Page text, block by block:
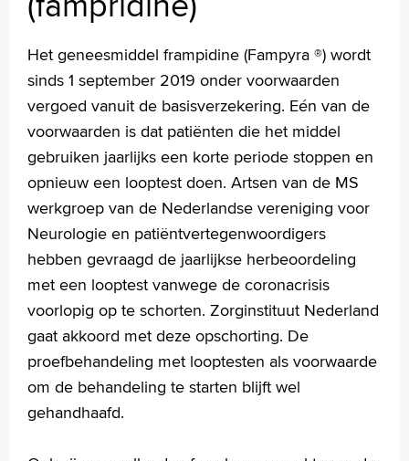
Vergoeding Fampyra (fampridine)
Partners van MS-patiënten zetten eigen netwerk op voor
steun en informatie
Homepage
Praktische informatie
Specialismen
Werken en leren
Medewerkers
Contact
MijnASz
Het geneesmiddel frampidine (Fampyra ®) wordt
sinds 1 september 2019 onder voorwaarden
vergoed vanuit de basisverzekering. Eén van de
voorwaarden is dat patiënten die het middel
gebruiken jaarlijks een korte periode stoppen en
opnieuw een looptest doen. Artsen van de MS
werkgroep van de Nederlandse vereniging voor
Neurologie en patiëntvertegenwoordigers
hebben gevraagd de jaarlijkse herbeoordeling
met een looptest vanwege de coronacrisis
voorlopig op te schorten. Zorginstituut Nederland
gaat akkoord met deze opschorting. De
proefbehandeling met looptesten als voorwaarde
om de behandeling te starten blijft wel
gehandhaafd.